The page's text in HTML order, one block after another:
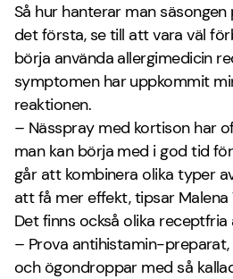
Så hur hanterar man
det första, se till att vara väl
börja använda allergimedicin
symptomen har uppkommit
reaktionen.
– Nässpray med kortison har
man kan börja med i god tid
går att kombinera olika typer
att få mer effekt, tipsar Malena
Det finns också olika
– Prova antihistamin-preparat,
och ögondroppar med så